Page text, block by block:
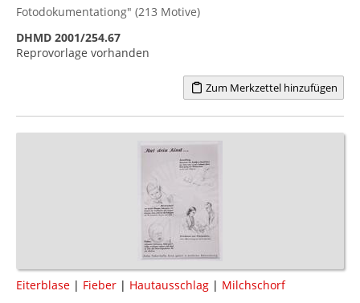
Fotodokumentationg" (213 Motive)
DHMD 2001/254.67
Reprovorlage vorhanden
Zum Merkzettel hinzufügen
Eiterblase | Fieber | Hautausschlag | Milchschorf